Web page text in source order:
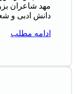
مهد شاعران
دانش ادبی و
ادامه مطلب